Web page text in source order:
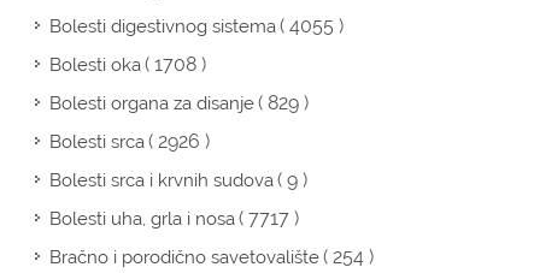
Bolesti digestivnog sistema( 4055 )
Bolesti oka( 1708 )
Bolesti organa za disanje( 829 )
Bolesti srca( 2926 )
Bolesti srca i krvnih sudova( 9 )
Bolesti uha, grla i nosa( 7717 )
Bračno i porodično savetovalište( 254 )